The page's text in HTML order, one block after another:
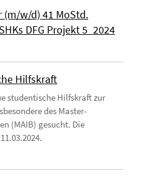
w/d) 41 MoStd.
DFG Projekt 5_2024
Hilfskraft
studentische Hilfskraft zur
des Master-
(MAIB) gesucht. Die